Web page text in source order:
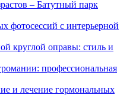
– Батутный парк
фотосессий с интерьерной
круглой оправы: стиль и
профессиональная
и лечение гормональных